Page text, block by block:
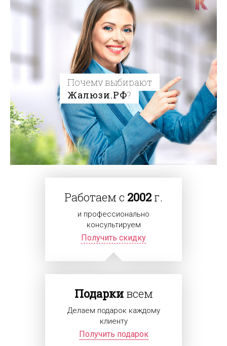
Почему выбирают
Жалюзи.РФ?
Работаем с 2002 г.
и профессионально
консультируем
Получить скидку
Подаркивсем
Делаем подарок каждому
клиенту
Получить подарок